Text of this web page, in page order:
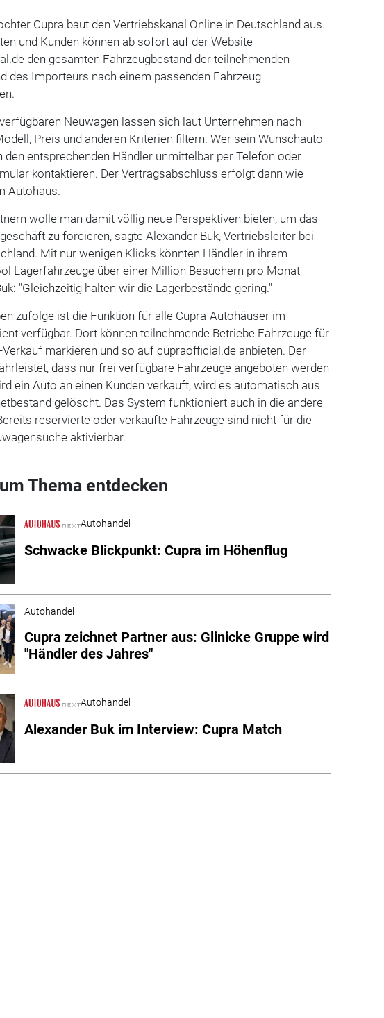
Cupra baut den Vertriebskanal Online in Deutschland aus.
und Kunden können ab sofort auf der Website
den gesamten Fahrzeugbestand der teilnehmenden
des Importeurs nach einem passenden Fahrzeug
Neuwagen lassen sich laut Unternehmen nach
Preis und anderen Kriterien filtern. Wer sein Wunschauto
den entsprechenden Händler unmittelbar per Telefon oder
kontaktieren. Der Vertragsabschluss erfolgt dann wie
Autohaus.
wolle man damit völlig neue Perspektiven bieten, um das
zu forcieren, sagte Alexander Buk, Vertriebsleiter bei
Mit nur wenigen Klicks könnten Händler in ihrem
Lagerfahrzeuge über einer Million Besuchern pro Monat
"Gleichzeitig halten wir die Lagerbestände gering."
zufolge ist die Funktion für alle Cupra-Autohäuser im
verfügbar. Dort können teilnehmende Betriebe Fahrzeuge für
Verkauf markieren und so auf cupraofficial.de anbieten. Der
dass nur frei verfügbare Fahrzeuge angeboten werden
ein Auto an einen Kunden verkauft, wird es automatisch aus
gelöscht. Das System funktioniert auch in die andere
reservierte oder verkaufte Fahrzeuge sind nicht für die
aktivierbar.
Thema entdecken
Autohandel
Schwacke Blickpunkt: Cupra im Höhenflug
Autohandel
Cupra zeichnet Partner aus: Glinicke Gruppe wird
"Händler des Jahres"
Autohandel
Alexander Buk im Interview: Cupra Match